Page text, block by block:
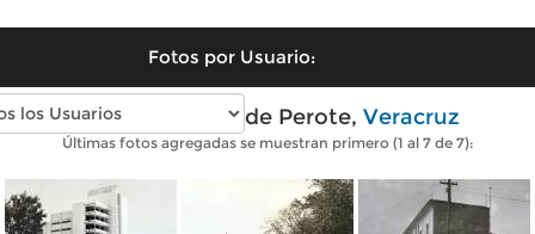
Fotos por Usuario:
Fotos antiguas de Perote, Veracruz
Últimas fotos agregadas se muestran primero (1 al 7 de 7):